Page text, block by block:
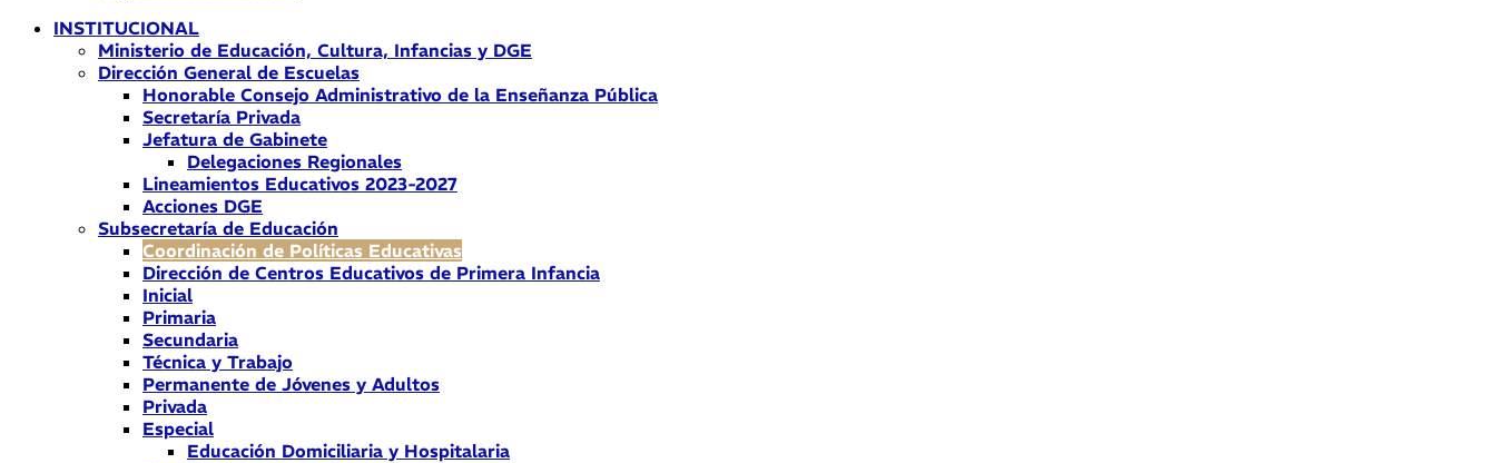
INSTITUCIONAL
Ministerio de Educación, Cultura, Infancias y DGE
Dirección General de Escuelas
Honorable Consejo Administrativo de la Enseñanza Pública
Secretaría Privada
Jefatura de Gabinete
Delegaciones Regionales
Lineamientos Educativos 2023-2027
Acciones DGE
Subsecretaría de Educación
Coordinación de Políticas Educativas
Dirección de Centros Educativos de Primera Infancia
Inicial
Primaria
Secundaria
Técnica y Trabajo
Permanente de Jóvenes y Adultos
Privada
Especial
Educación Domiciliaria y Hospitalaria